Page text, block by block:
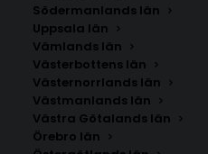
Södermanlands län
Uppsala län
Vämlands län
Västerbottens län
Västernorrlands län
Västmanlands län
Västra Götalands län
Örebro län